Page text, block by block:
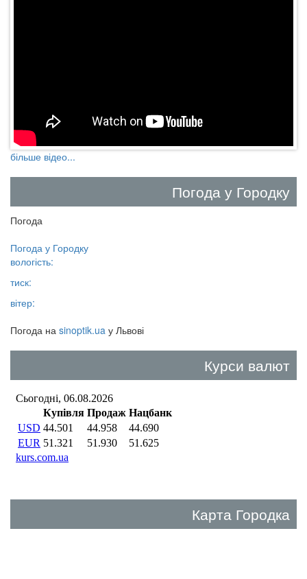
більше відео...
Погода у Городку
Погода
Погода у Городку
вологість:
тиск:
вітер:
Погода на sinoptik.ua у Львові
Курси валют
Карта Городка